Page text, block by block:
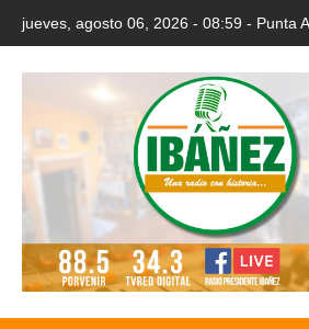
jueves, agosto 06, 2026 - 08:59 - Punta